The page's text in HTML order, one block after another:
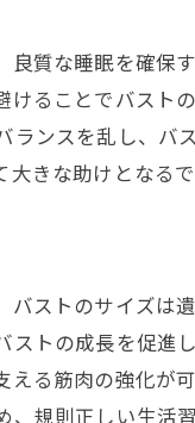
方
ニング
の選び方
ポイント
ある悩み
マスター
す
サポート
質な睡眠を確保
ることでバスト
ンスを乱し、バ
大きな助けとなる
ストのサイズは
トの成長を促進
る筋肉の強化が
規則正しい生活